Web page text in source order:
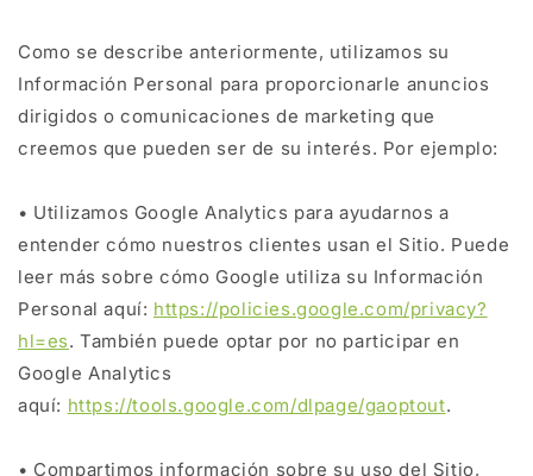
Como se describe anteriormente, utilizamos su
Información Personal para proporcionarle anuncios
dirigidos o comunicaciones de marketing que
creemos que pueden ser de su interés. Por ejemplo:
• Utilizamos Google Analytics para ayudarnos a
entender cómo nuestros clientes usan el Sitio. Puede
leer más sobre cómo Google utiliza su Información
Personal aquí: https://policies.google.com/privacy?
hl=es. También puede optar por no participar en
Google Analytics
aquí: https://tools.google.com/dlpage/gaoptout.
• Compartimos información sobre su uso del Sitio,